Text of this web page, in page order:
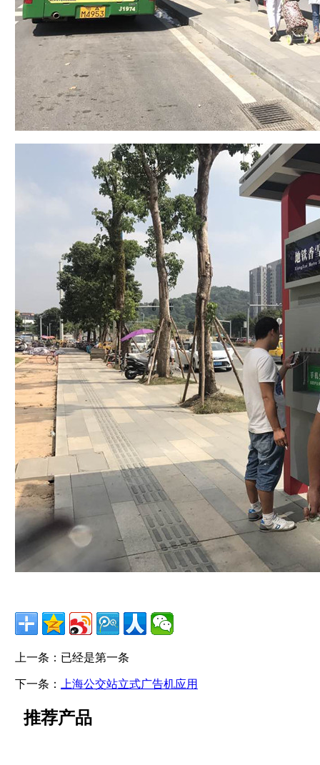
上一条：已经是第一条
下一条： 上海公交站立式广告机应用
推荐产品